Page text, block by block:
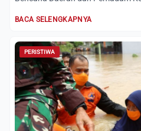
BACA SELENGKAPNYA
PERISTIWA